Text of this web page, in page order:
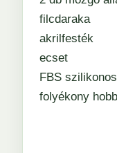
filcdaraka
akrilfesték
ecset
FBS
folyékony